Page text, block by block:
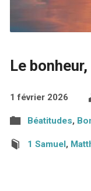
Le
1 février 2026
Béatitudes,
1 Samuel,